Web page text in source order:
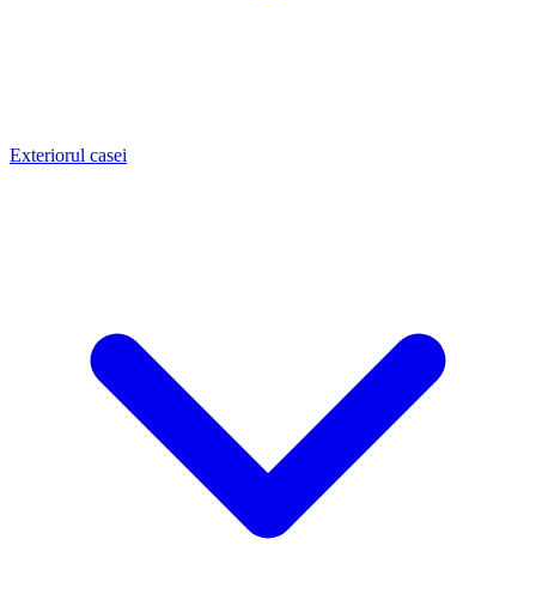
Exteriorul casei